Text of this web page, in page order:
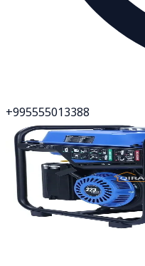
+995555013388